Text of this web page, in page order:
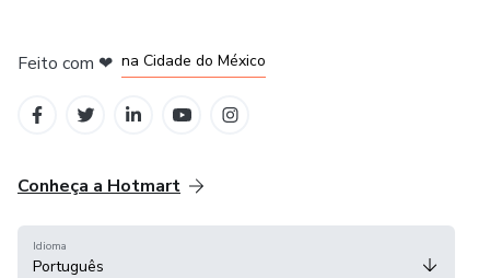
Feito com ❤ na Cidade do México
Conheça a Hotmart
Idioma
Português